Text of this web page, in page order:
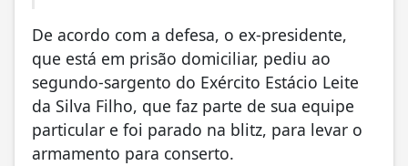
De acordo com a defesa, o ex-presidente,
que está em prisão domiciliar, pediu ao
segundo-sargento do Exército Estácio Leite
da Silva Filho, que faz parte de sua equipe
particular e foi parado na blitz, para levar o
armamento para conserto.